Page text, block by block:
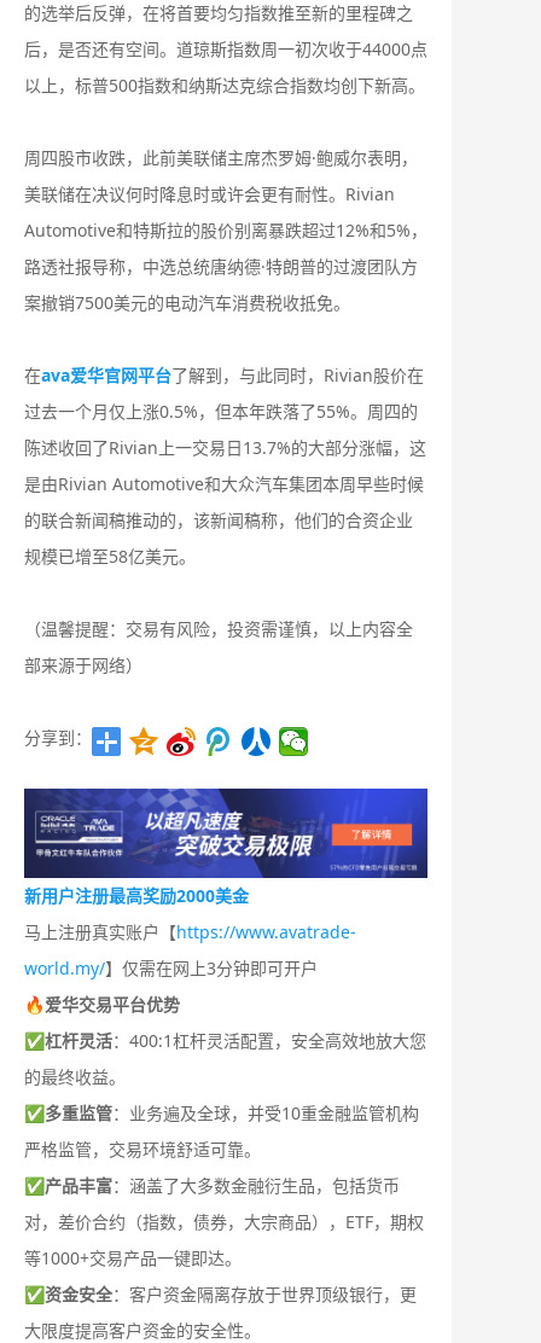
的选举后反弹，在将首要均匀指数推至新的里程碑之
后，是否还有空间。道琼斯指数周一初次收于44000点
以上，标普500指数和纳斯达克综合指数均创下新高。
周四股市收跌，此前美联储主席杰罗姆·鲍威尔表明，
美联储在决议何时降息时或许会更有耐性。Rivian
Automotive和特斯拉的股价别离暴跌超过12%和5%，
路透社报导称，中选总统唐纳德·特朗普的过渡团队方
案撤销7500美元的电动汽车消费税收抵免。
在ava爱华官网平台了解到，与此同时，Rivian股价在
过去一个月仅上涨0.5%，但本年跌落了55%。周四的
陈述收回了Rivian上一交易日13.7%的大部分涨幅，这
是由Rivian Automotive和大众汽车集团本周早些时候
的联合新闻稿推动的，该新闻稿称，他们的合资企业
规模已增至58亿美元。
（温馨提醒：交易有风险，投资需谨慎，以上内容全
部来源于网络）
分享到：
新用户注册最高奖励2000美金
马上注册真实账户【https://www.avatrade-
world.my/】仅需在网上3分钟即可开户
🔥爱华交易平台优势
✅杠杆灵活：400:1杠杆灵活配置，安全高效地放大您
的最终收益。
✅多重监管：业务遍及全球，并受10重金融监管机构
严格监管，交易环境舒适可靠。
✅产品丰富：涵盖了大多数金融衍生品，包括货币
对，差价合约（指数，债券，大宗商品），ETF，期权
等1000+交易产品一键即达。
✅资金安全：客户资金隔离存放于世界顶级银行，更
大限度提高客户资金的安全性。